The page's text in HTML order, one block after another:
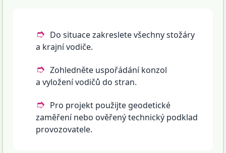
Do situace zakreslete všechny stožáry
a krajní vodiče.
Zohledněte uspořádání konzol
a vyložení vodičů do stran.
Pro projekt použijte geodetické
zaměření nebo ověřený technický podklad
provozovatele.